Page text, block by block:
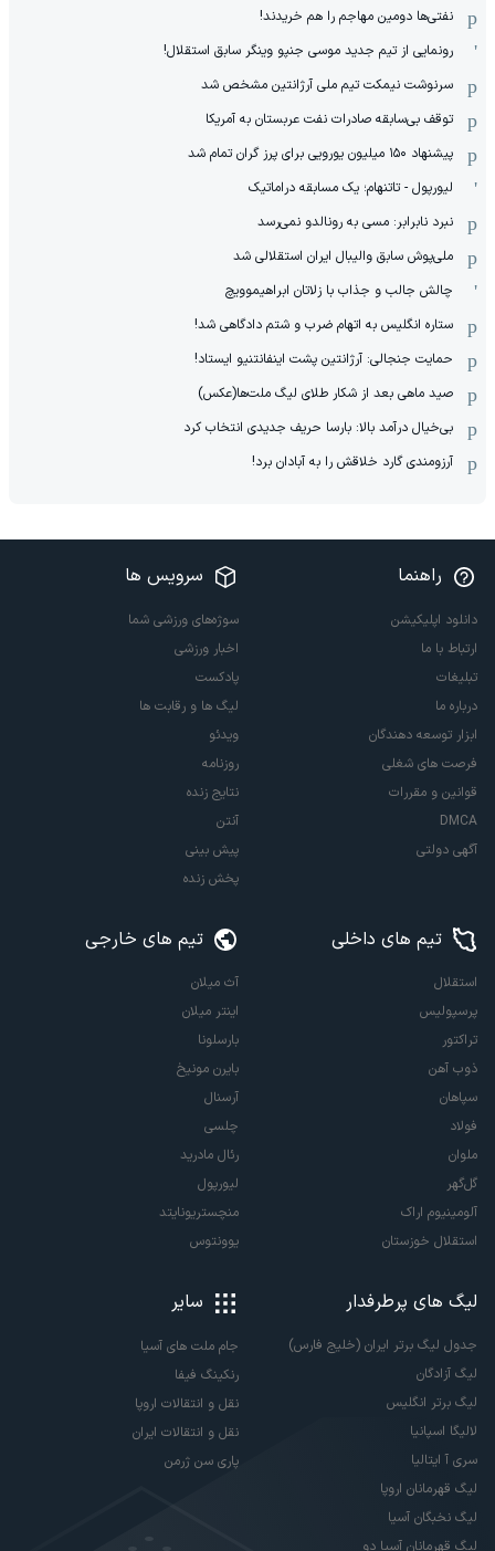
نفتی‌ها دومین مهاجم را هم خریدند!
رونمایی از تیم جدید موسی جنپو وینگر سابق استقلال!
سرنوشت نیمکت تیم ملی آرژانتین مشخص شد
توقف بی‌سابقه صادرات نفت عربستان به آمریکا
پیشنهاد ۱۵۰ میلیون یورویی برای پرز گران تمام شد
لیورپول - تاتنهام؛ یک مسابقه دراماتیک
نبرد نابرابر: مسی به رونالدو نمی‌رسد
ملی‌پوش سابق والیبال ایران استقلالی شد
چالش جالب و جذاب با زلاتان ابراهیموویچ
ستاره انگلیس به اتهام ضرب و شتم دادگاهی شد!
حمایت جنجالی: آرژانتین پشت اینفانتنیو ایستاد!
صید ماهی بعد از شکار طلای لیگ ملت‌ها(عکس)
بی‌خیال درآمد بالا: بارسا حریف جدیدی انتخاب کرد
آرزومندی گارد خلاقش را به آبادان برد!
راهنما
دانلود اپلیکیشن
ارتباط با ما
تبلیغات
درباره ما
ابزار توسعه دهندگان
فرصت های شغلی
قوانین و مقررات
DMCA
آگهی دولتی
سرویس ها
سوژه‌های ورزشی شما
اخبار ورزشی
پادکست
لیگ ها و رقابت ها
ویدئو
روزنامه
نتایج زنده
آنتن
پیش بینی
پخش زنده
تیم های داخلی
استقلال
پرسپولیس
تراکتور
ذوب آهن
سپاهان
فولاد
ملوان
گل‌گهر
آلومینیوم اراک
استقلال خوزستان
تیم های خارجی
آث میلان
اینتر میلان
بارسلونا
بایرن مونیخ
آرسنال
چلسی
رئال مادرید
لیورپول
منچستریونایتد
یوونتوس
لیگ های پرطرفدار
جدول لیگ برتر ایران (خلیج فارس)
لیگ آزادگان
لیگ برتر انگلیس
لالیگا اسپانیا
سری آ ایتالیا
لیگ قهرمانان اروپا
لیگ نخبگان آسیا
لیگ قهرمانان آسیا دو
سایر
جام ملت های آسیا
رنکینگ فیفا
نقل و انتقالات اروپا
نقل و انتقالات ایران
پاری سن ژرمن